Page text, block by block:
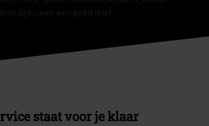
aan een goed doel.
staat voor je klaar